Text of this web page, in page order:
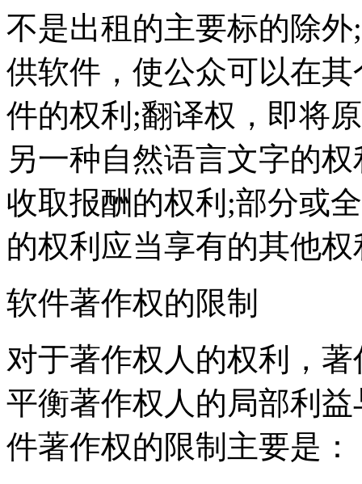
不是出租的主要标的除
供软件，使公众可以在
件的权利;翻译权，即将
另一种自然语言文字的
收取报酬的权利;部分或
的权利应当享有的其他权
软件著作权的限制
对于著作权人的权利，
平衡著作权人的局部利
件著作权的限制主要是：